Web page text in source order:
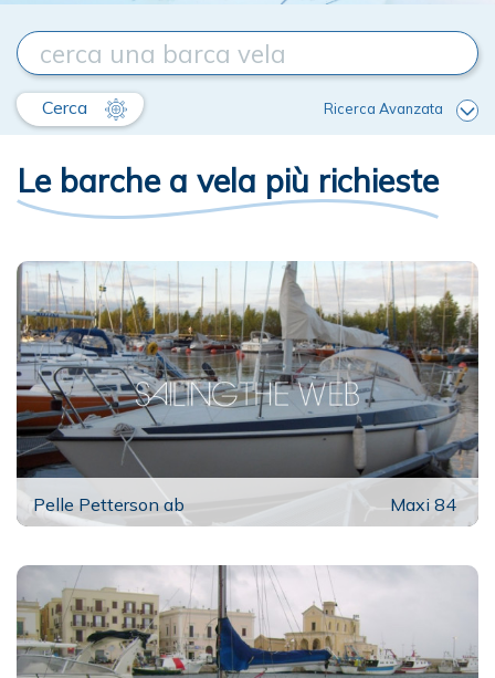
Cerca Ricerca Avanzata
Le barche a vela più richieste
Pelle Petterson ab Maxi 84